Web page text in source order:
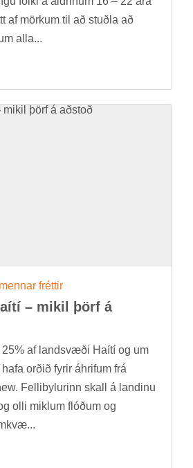
af mörk­um til að stuðla að
alla...
frétt­ir
– mik­il þörf á
af land­svæði Haítí og um
orð­ið fyr­ir áhrif­um frá
Felli­byl­ur­inn skall á land­inu
olli mikl­um flóð­um og